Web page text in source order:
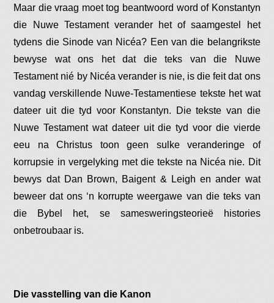
Maar die vraag moet tog beantwoord word of Konstantyn
die Nuwe Testament verander het of saamgestel het
tydens die Sinode van Nicéa? Een van die belangrikste
bewyse wat ons het dat die teks van die Nuwe
Testament nié by Nicéa verander is nie, is die feit dat ons
vandag verskillende Nuwe-Testamentiese tekste het wat
dateer uit die tyd voor Konstantyn. Die tekste van die
Nuwe Testament wat dateer uit die tyd voor die vierde
eeu na Christus toon geen sulke veranderinge of
korrupsie in vergelyking met die tekste na Nicéa nie. Dit
bewys dat Dan Brown, Baigent & Leigh en ander wat
beweer dat ons ‘n korrupte weergawe van die teks van
die Bybel het, se samesweringsteorieë histories
onbetroubaar is.
Die vasstelling van die Kanon